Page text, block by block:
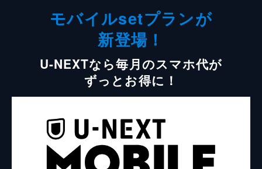
モバイルsetプランが
新登場！
U-NEXTなら毎月のスマホ代が
ずっとお得に！